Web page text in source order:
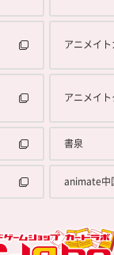
アニメイ
アニメイ
書泉
animate中